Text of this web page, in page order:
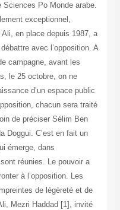
Sciences Po Monde arabe.
exceptionnel,
en place depuis 1987, a
avec l’opposition. A
campagne, avant les
le 25 octobre, on ne
d’un espace public
chacun sera traité
de préciser Sélim Ben
Doggui. C’est en fait un
émerge, dans
réunies. Le pouvoir a
à l’opposition. Les
de légèreté et de
Mezri Haddad [1], invité